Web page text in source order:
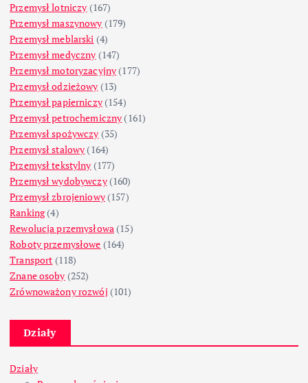
Przemysł lotniczy (167)
Przemysł maszynowy (179)
Przemysł meblarski (4)
Przemysł medyczny (147)
Przemysł motoryzacyjny (177)
Przemysł odzieżowy (13)
Przemysł papierniczy(154)
Przemysł petrochemiczny (161)
Przemysł spożywczy (35)
Przemysł stalowy (164)
Przemysł tekstylny (177)
Przemysł wydobywczy(160)
Przemysł zbrojeniowy(157)
Ranking(4)
Rewolucja przemysłowa (15)
Roboty przemysłowe (164)
Transport (118)
Znane osoby (252)
Zrównoważony rozwój (101)
Działy
Działy